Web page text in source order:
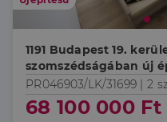
1191 Budapest 19.
szomszédságában új
lakások hőszivattyús
műszaki tartalommal,
PR046903/LK/31699 |2
68 100 000 Ft